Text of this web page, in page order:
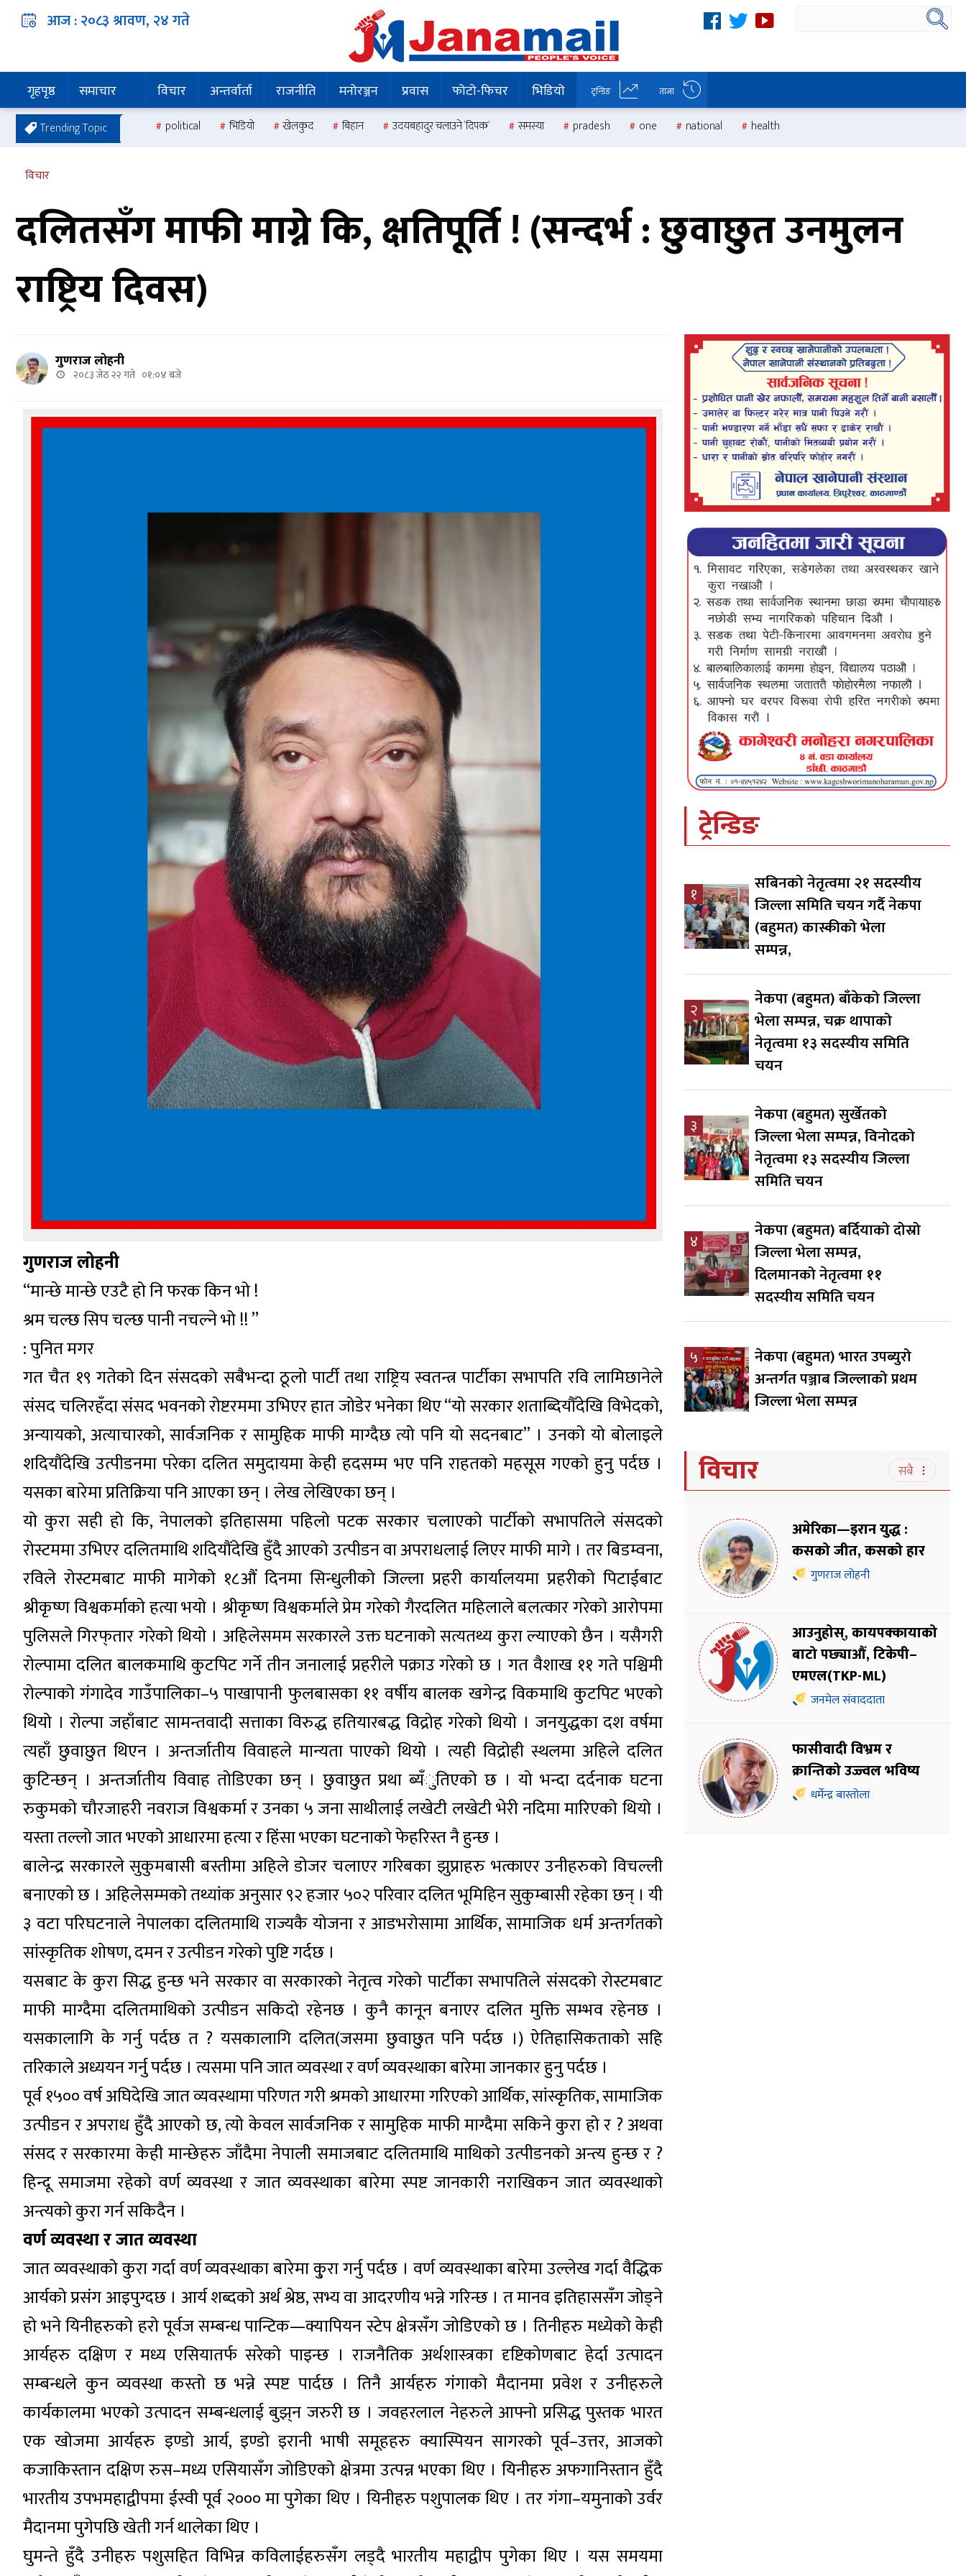
आज :२०८३ श्रावण, २४गते
गृहपृष्ठ समाचार विचार अन्तर्वार्ता राजनीति मनोरञ्जन प्रवास फोटो-फिचर भिडियो ट्रन्डिङ ताजा
Trending Topic political भिडियो खेलकुद बिहान उदयबहादुर चलाउने ‘दिपक’ समस्या pradesh one national health
विचार
दलितसँग माफी माग्ने कि, क्षतिपूर्ति ! (सन्दर्भ : छुवाछुत उनमुलन
राष्ट्रिय दिवस)
गुणराज लोहनी
२०८३ जेठ २२ गते ०१:०४ बजे
गुणराज लोहनी
“मान्छे मान्छे एउटै हो नि फरक किन भो !
श्रम चल्छ सिप चल्छ पानी नचल्ने भो !! ”
: पुनित मगर
गत चैत १९ गतेको दिन संसदको सबैभन्दा ठूलो पार्टी तथा राष्ट्रिय स्वतन्त्र पार्टीका सभापति रवि लामिछानेले
संसद चलिरहँदा संसद भवनको रोष्टरममा उभिएर हात जोडेर भनेका थिए “यो सरकार शताब्दियौँदेखि विभेदको,
अन्यायको, अत्याचारको, सार्वजनिक र सामुहिक माफी माग्दैछ त्यो पनि यो सदनबाट” । उनको यो बोलाइले
शदियौंदेखि उत्पीडनमा परेका दलित समुदायमा केही हदसम्म भए पनि राहतको महसूस गएको हुनु पर्दछ ।
यसका बारेमा प्रतिक्रिया पनि आएका छन् । लेख लेखिएका छन् ।
यो कुरा सही हो कि, नेपालको इतिहासमा पहिलो पटक सरकार चलाएको पार्टीको सभापतिले संसदको
रोस्टममा उभिएर दलितमाथि शदियौंदेखि हुँदै आएको उत्पीडन वा अपराधलाई लिएर माफी मागे । तर बिडम्वना,
रविले रोस्टमबाट माफी मागेको १८औं दिनमा सिन्धुलीको जिल्ला प्रहरी कार्यालयमा प्रहरीको पिटाईबाट
श्रीकृष्ण विश्वकर्माको हत्या भयो । श्रीकृष्ण विश्वकर्माले प्रेम गरेको गैरदलित महिलाले बलत्कार गरेको आरोपमा
पुलिसले गिरफ्‌तार गरेको थियो । अहिलेसमम सरकारले उक्त घटनाको सत्यतथ्य कुरा ल्याएको छैन । यसैगरी
रोल्पामा दलित बालकमाथि कुटपिट गर्ने तीन जनालाई प्रहरीले पक्राउ गरेको छ । गत वैशाख ११ गते पश्चिमी
रोल्पाको गंगादेव गाउँपालिका–५ पाखापानी फुलबासका ११ वर्षीय बालक खगेन्द्र विकमाथि कुटपिट भएको
थियो । रोल्पा जहाँबाट सामन्तवादी सत्ताका विरुद्ध हतियारबद्ध विद्रोह गरेको थियो । जनयुद्धका दश वर्षमा
त्यहाँ छुवाछुत थिएन । अन्तर्जातीय विवाहले मान्यता पाएको थियो । त्यही विद्रोही स्थलमा अहिले दलित
कुटिन्छन् । अन्तर्जातीय विवाह तोडिएका छन् । छुवाछुत प्रथा ब्यँुतिएको छ । यो भन्दा दर्दनाक घटना
रुकुमको चौरजाहरी नवराज विश्वकर्मा र उनका ५ जना साथीलाई लखेटी लखेटी भेरी नदिमा मारिएको थियो ।
यस्ता तल्लो जात भएको आधारमा हत्या र हिंसा भएका घटनाको फेहरिस्त नै हुन्छ ।
बालेन्द्र सरकारले सुकुमबासी बस्तीमा अहिले डोजर चलाएर गरिबका झुप्राहरु भत्काएर उनीहरुको विचल्ली
बनाएको छ । अहिलेसम्मको तथ्यांक अनुसार ९२ हजार ५०२ परिवार दलित भूमिहिन सुकुम्बासी रहेका छन् । यी
३ वटा परिघटनाले नेपालका दलितमाथि राज्यकै योजना र आडभरोसामा आर्थिक, सामाजिक धर्म अन्तर्गतको
सांस्कृतिक शोषण, दमन र उत्पीडन गरेको पुष्टि गर्दछ ।
यसबाट के कुरा सिद्ध हुन्छ भने सरकार वा सरकारको नेतृत्व गरेको पार्टीका सभापतिले संसदको रोस्टमबाट
माफी माग्दैमा दलितमाथिको उत्पीडन सकिदो रहेनछ । कुनै कानून बनाएर दलित मुक्ति सम्भव रहेनछ ।
यसकालागि के गर्नु पर्दछ त ? यसकालागि दलित(जसमा छुवाछुत पनि पर्दछ ।) ऐतिहासिकताको सहि
तरिकाले अध्ययन गर्नु पर्दछ । त्यसमा पनि जात व्यवस्था र वर्ण व्यवस्थाका बारेमा जानकार हुनु पर्दछ ।
पूर्व १५०० वर्ष अघिदेखि जात व्यवस्थामा परिणत गरी श्रमको आधारमा गरिएको आर्थिक, सांस्कृतिक, सामाजिक
उत्पीडन र अपराध हुँदै आएको छ, त्यो केवल सार्वजनिक र सामुहिक माफी माग्दैमा सकिने कुरा हो र ? अथवा
संसद र सरकारमा केही मान्छेहरु जाँदैमा नेपाली समाजबाट दलितमाथि माथिको उत्पीडनको अन्त्य हुन्छ र ?
हिन्दू समाजमा रहेको वर्ण व्यवस्था र जात व्यवस्थाका बारेमा स्पष्ट जानकारी नराखिकन जात व्यवस्थाको
अन्त्यको कुरा गर्न सकिदैन ।
वर्ण व्यवस्था र जात व्यवस्था
जात व्यवस्थाको कुरा गर्दा वर्ण व्यवस्थाका बारेमा कु्‌रा गर्नु पर्दछ । वर्ण व्यवस्थाका बारेमा उल्लेख गर्दा वैद्धिक
आर्यको प्रसंग आइपुग्दछ । आर्य शब्दको अर्थ श्रेष्ठ, सभ्य वा आदरणीय भन्ने गरिन्छ । त मानव इतिहाससँग जोड्ने
हो भने यिनीहरुको हरो पूर्वज सम्बन्ध पान्टिक—क्यापियन स्टेप क्षेत्रसँग जोडिएको छ । तिनीहरु मध्येको केही
आर्यहरु दक्षिण र मध्य एसियातर्फ सरेको पाइन्छ । राजनैतिक अर्थशास्त्रका दृष्टिकोणबाट हेर्दा उत्पादन
सम्बन्धले कुन व्यवस्था कस्तो छ भन्ने स्पष्ट पार्दछ । तिनै आर्यहरु गंगाको मैदानमा प्रवेश र उनीहरुले
कार्यकालमा भएको उत्पादन सम्बन्धलाई बुझ्‌न जरुरी छ । जवहरलाल नेहरुले आफ्नो प्रसिद्ध पुस्तक भारत
एक खोजमा आर्यहरु इण्डो आर्य, इण्डो इरानी भाषी समूहहरु क्यास्पियन सागरको पूर्व–उत्तर, आजको
कजाकिस्तान दक्षिण रुस–मध्य एसियासँग जोडिएको क्षेत्रमा उत्पन्न भएका थिए । यिनीहरु अफगानिस्तान हुँदै
भारतीय उपभमहाद्वीपमा ईस्वी पूर्व २००० मा पुगेका थिए । यिनीहरु पशुपालक थिए । तर गंगा–यमुनाको उर्वर
मैदानमा पुगेपछि खेती गर्न थालेका थिए ।
घुमन्ते हुँदै उनीहरु पशुसहित विभिन्न कविलाईहरुसँग लड्दै भारतीय महाद्वीप पुगेका थिए । यस समयमा
ट्रेन्डिङ
१
सबिनको नेतृत्वमा २१ सदस्यीय
जिल्ला समिति चयन गर्दै नेकपा
(बहुमत) कास्कीको भेला
सम्पन्न,
२
नेकपा (बहुमत) बाँकेको जिल्ला
भेला सम्पन्न, चक्र थापाको
नेतृत्वमा १३ सदस्यीय समिति
चयन
३
नेकपा (बहुमत) सुर्खेतको
जिल्ला भेला सम्पन्न, विनोदको
नेतृत्वमा १३ सदस्यीय जिल्ला
समिति चयन
४
नेकपा (बहुमत) बर्दियाको दोस्रो
जिल्ला भेला सम्पन्न,
दिलमानको नेतृत्वमा ११
सदस्यीय समिति चयन
५
नेकपा (बहुमत) भारत उपब्युरो
अन्तर्गत पञ्जाब जिल्लाको प्रथम
जिल्ला भेला सम्पन्न
विचार सबै
अमेरिका—इरान युद्ध :
कसको जीत, कसको हार
गुणराज लोहनी
आउनुहोस्, कायपक्कायाको
बाटो पछ्याऔँ, टिकेपी–
एमएल(TKP-ML)
जनमेल संवाददाता
फासीवादी विभ्रम र
क्रान्तिको उज्ज्वल भविष्य
धर्मेन्द्र बास्तोला